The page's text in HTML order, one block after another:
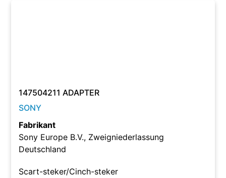
147504211 ADAPTER
SONY
Fabrikant
Sony Europe B.V., Zweigniederlassung
Deutschland
Scart-steker/Cinch-steker